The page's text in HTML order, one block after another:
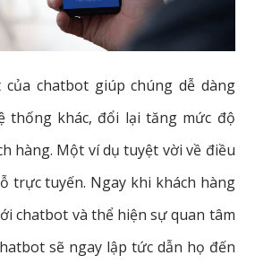
chatbot giúp chúng dễ dàng
thống khác, đổi lại tăng mức độ
hàng. Một ví dụ tuyệt vời về điều
trực tuyến. Ngay khi khách hàng
chatbot và thể hiện sự quan tâm
sẽ ngay lập tức dẫn họ đến